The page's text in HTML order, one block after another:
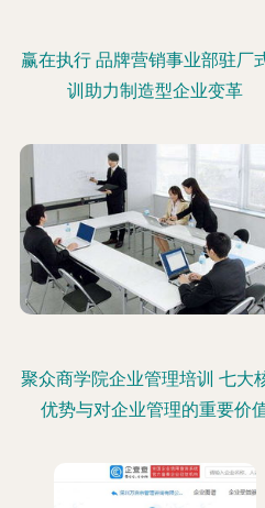
赢在执行 品牌营销事业部驻厂
训助力制造型企业变革
聚众商学院企业管理培训 七大
优势与对企业管理的重要价